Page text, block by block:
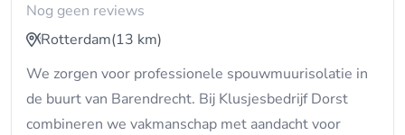
Nog geen reviews
Rotterdam(13 km)
We zorgen voor professionele spouwmuurisolatie in
de buurt van Barendrecht. Bij Klusjesbedrijf Dorst
combineren we vakmanschap met aandacht voor